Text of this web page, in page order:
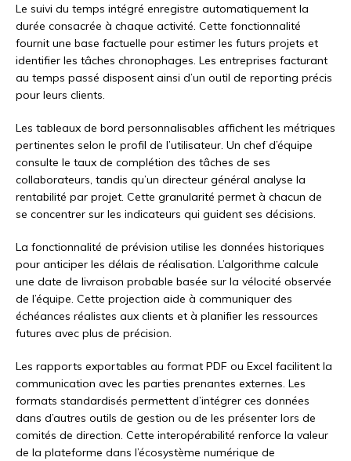
Le suivi du temps intégré enregistre automatiquement la
durée consacrée à chaque activité. Cette fonctionnalité
fournit une base factuelle pour estimer les futurs projets et
identifier les tâches chronophages. Les entreprises facturant
au temps passé disposent ainsi d’un outil de reporting précis
pour leurs clients.
Les tableaux de bord personnalisables affichent les métriques
pertinentes selon le profil de l’utilisateur. Un chef d’équipe
consulte le taux de complétion des tâches de ses
collaborateurs, tandis qu’un directeur général analyse la
rentabilité par projet. Cette granularité permet à chacun de
se concentrer sur les indicateurs qui guident ses décisions.
La fonctionnalité de prévision utilise les données historiques
pour anticiper les délais de réalisation. L’algorithme calcule
une date de livraison probable basée sur la vélocité observée
de l’équipe. Cette projection aide à communiquer des
échéances réalistes aux clients et à planifier les ressources
futures avec plus de précision.
Les rapports exportables au format PDF ou Excel facilitent la
communication avec les parties prenantes externes. Les
formats standardisés permettent d’intégrer ces données
dans d’autres outils de gestion ou de les présenter lors de
comités de direction. Cette interopérabilité renforce la valeur
de la plateforme dans l’écosystème numérique de